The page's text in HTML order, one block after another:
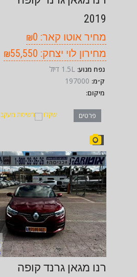
2019
מחיר אוטו קאר: ₪0
מחירון לוי יצחק: ₪55,550
נפח מנוע:
ק״מ:
מיקום:
פרטים שקלו רשימת מעקב
רנו מגאן גרנד קופה